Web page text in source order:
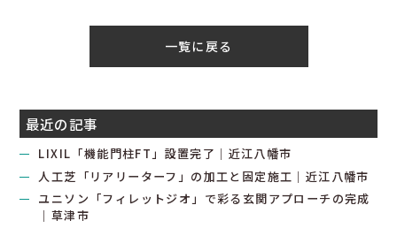
一覧に戻る
最近の記事
LIXIL「機能門柱FT」設置完了｜近江八幡市
人工芝「リアリーターフ」の加工と固定施工｜近江八幡市
ユニソン「フィレットジオ」で彩る玄関アプローチの完成
｜草津市